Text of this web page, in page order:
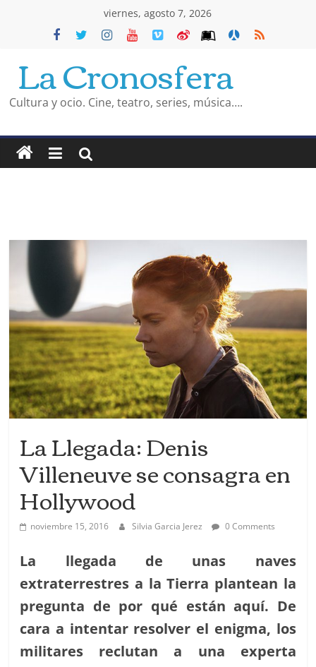
viernes, agosto 7, 2026
La Cronosfera
Cultura y ocio. Cine, teatro, series, música….
La Llegada: Denis
Villeneuve se consagra en
Hollywood
noviembre 15, 2016 Silvia Garcia Jerez 0 Comments
La llegada de unas naves
extraterrestres a la Tierra plantean la
pregunta de por qué están aquí. De
cara a intentar resolver el enigma, los
militares reclutan a una experta